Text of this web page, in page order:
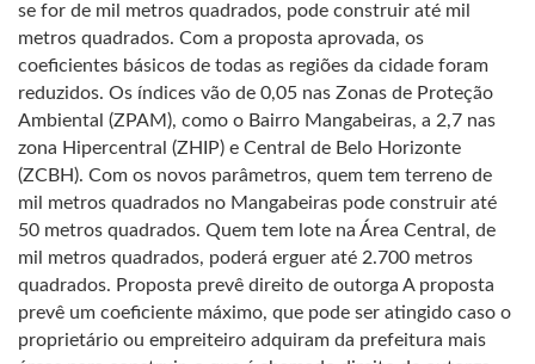
se for de mil metros quadrados, pode construir até mil
metros quadrados. Com a proposta aprovada, os
coeficientes básicos de todas as regiões da cidade foram
reduzidos. Os índices vão de 0,05 nas Zonas de Proteção
Ambiental (ZPAM), como o Bairro Mangabeiras, a 2,7 nas
zona Hipercentral (ZHIP) e Central de Belo Horizonte
(ZCBH). Com os novos parâmetros, quem tem terreno de
mil metros quadrados no Mangabeiras pode construir até
50 metros quadrados. Quem tem lote na Área Central, de
mil metros quadrados, poderá erguer até 2.700 metros
quadrados. Proposta prevê direito de outorga A proposta
prevê um coeficiente máximo, que pode ser atingido caso o
proprietário ou empreiteiro adquiram da prefeitura mais